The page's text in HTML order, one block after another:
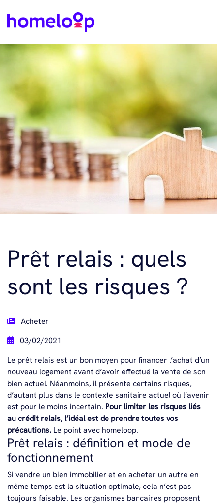
Prêt relais : quels
sont les risques ?
Acheter
03/02/2021
Le prêt relais est un bon moyen pour financer l’achat d’un
nouveau logement avant d’avoir effectué la vente de son
bien actuel. Néanmoins, il présente certains risques,
d’autant plus dans le contexte sanitaire actuel où l’avenir
est pour le moins incertain. Pour limiter les risques liés
au crédit relais, l’idéal est de prendre toutes vos
précautions. Le point avec homeloop.
Prêt relais : définition et mode de
fonctionnement
Si vendre un bien immobilier et en acheter un autre en
même temps est la situation optimale, cela n’est pas
toujours faisable. Les organismes bancaires proposent